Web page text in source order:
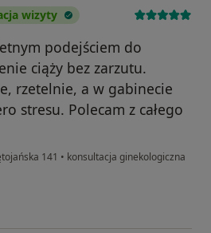
wizyty
podejściem do
ciąży bez zarzutu.
rzetelnie, a w gabinecie
stresu. Polecam z całego
141 • konsultacja ginekologiczna